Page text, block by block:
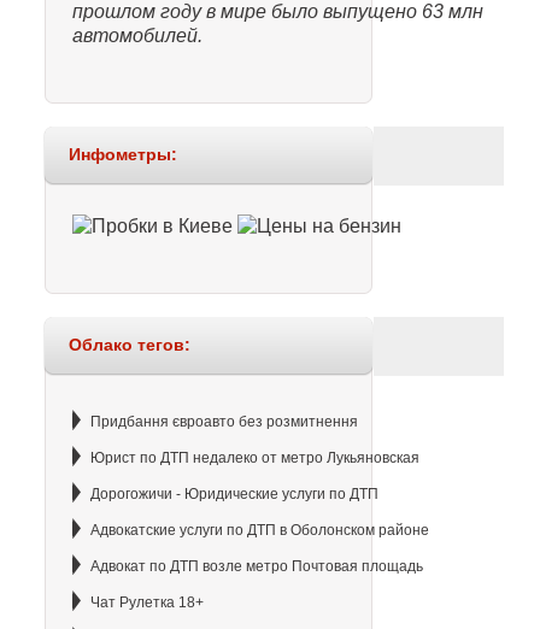
прошлом году в мире было выпущено 63 млн
автомобилей.
Инфометры:
Облако тегов:
Придбання євроавто без розмитнення
Юрист по ДТП недалеко от метро Лукьяновская
Дорогожичи - Юридические услуги по ДТП
Адвокатские услуги по ДТП в Оболонском районе
Адвокат по ДТП возле метро Почтовая площадь
Чат Рулетка 18+